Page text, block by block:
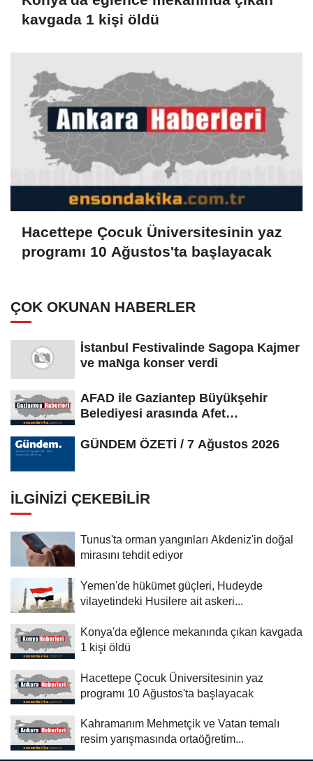
kavgada 1 kişi öldü
Hacettepe Çocuk Üniversitesinin yaz
programı 10 Ağustos'ta başlayacak
ÇOK OKUNAN HABERLER
İstanbul Festivalinde Sagopa Kajmer
ve maNga konser verdi
AFAD ile Gaziantep Büyükşehir
Belediyesi arasında Afet
GÜNDEM ÖZETİ / 7 Ağustos 2026
İLGINIZI ÇEKEBILIR
Tunus'ta orman yangınları Akdeniz'in doğal
mirasını tehdit ediyor
Yemen'de hükümet güçleri, Hudeyde
vilayetindeki Husilere ait askeri...
Konya'da eğlence mekanında çıkan kavgada
1 kişi öldü
Hacettepe Çocuk Üniversitesinin yaz
programı 10 Ağustos'ta başlayacak
Kahramanım Mehmetçik ve Vatan temalı
resim yarışmasında ortaöğretim...